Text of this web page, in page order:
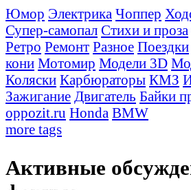
Юмор Электрика Чоппер
Супер-самопал Стихи и проза
Ретро Ремонт Разное Поездки
кони Мотомир Модели 3D
Коляски Карбюраторы КМЗ
Зажигание Двигатель Байки
oppozit.ru Honda BMW
more tags
Активные